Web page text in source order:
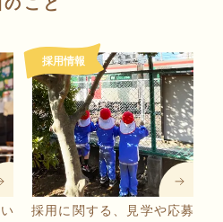
のこと
採用情報
採用に関する、見学や応募